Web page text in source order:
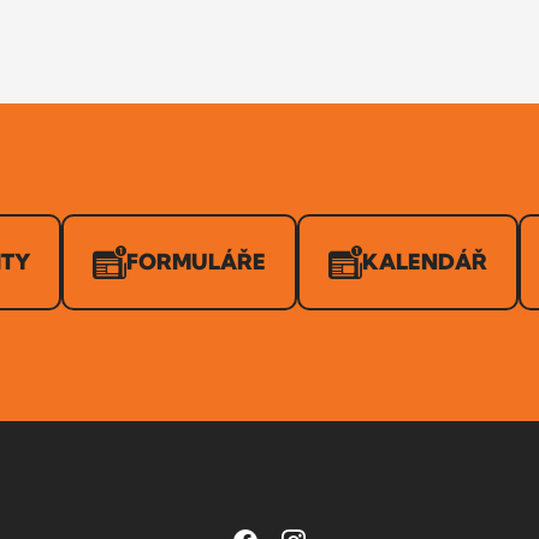
FORMULÁŘE KALENDÁŘ